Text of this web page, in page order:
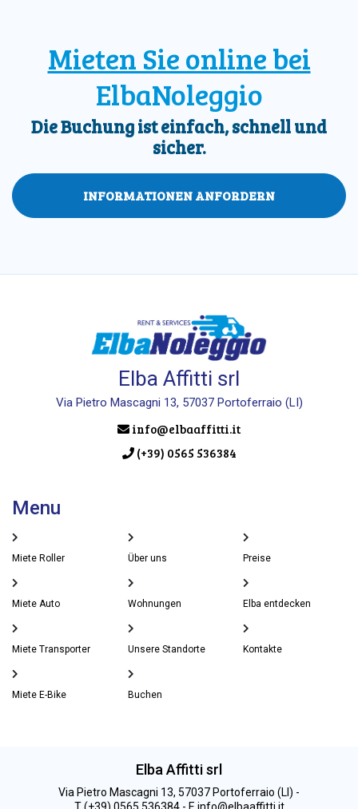
Mieten Sie online bei
ElbaNoleggio
Die Buchung ist einfach, schnell und
sicher.
INFORMATIONEN ANFORDERN
Elba Affitti srl
Via Pietro Mascagni 13, 57037 Portoferraio (LI)
info@elbaaffitti.it
(+39) 0565 536384
Menu
Miete Roller
Miete Auto
Miete Transporter
Miete E-Bike
Über uns
Wohnungen
Unsere Standorte
Buchen
Preise
Elba entdecken
Kontakte
Elba Affitti srl
Via Pietro Mascagni 13, 57037 Portoferraio (LI) -
T (+39) 0565 536384 - E info@elbaaffitti.it